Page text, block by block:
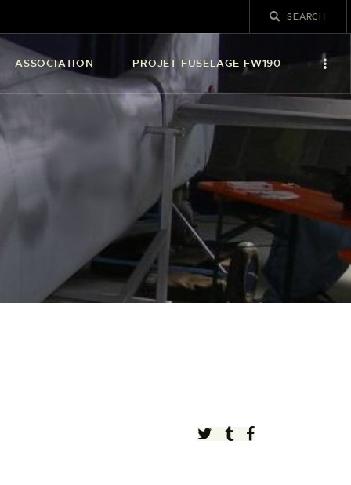
ASSOCIATION PROJET FUSELAGE FW190